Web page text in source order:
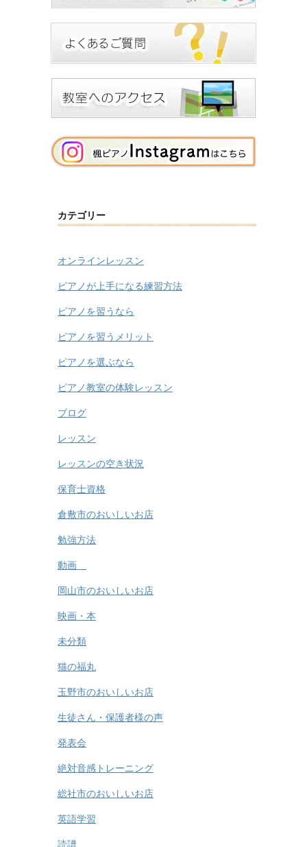
カテゴリー
オンラインレッスン
ピアノが上手になる練習方法
ピアノを習うなら
ピアノを習うメリット
ピアノを選ぶなら
ピアノ教室の体験レッスン
ブログ
レッスン
レッスンの空き状況
保育士資格
倉敷市のおいしいお店
勉強方法
動画
岡山市のおいしいお店
映画・本
未分類
猫の福丸
玉野市のおいしいお店
生徒さん・保護者様の声
発表会
絶対音感トレーニング
総社市のおいしいお店
英語学習